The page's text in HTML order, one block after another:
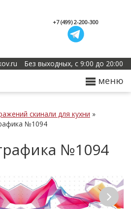
+7 (499) 2-200-300
Без выходных, с 9:00 до 20:00
меню
скинали для кухни »
№1094
№1094